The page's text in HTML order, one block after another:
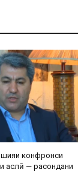
конфронси
аслӣ — расондани